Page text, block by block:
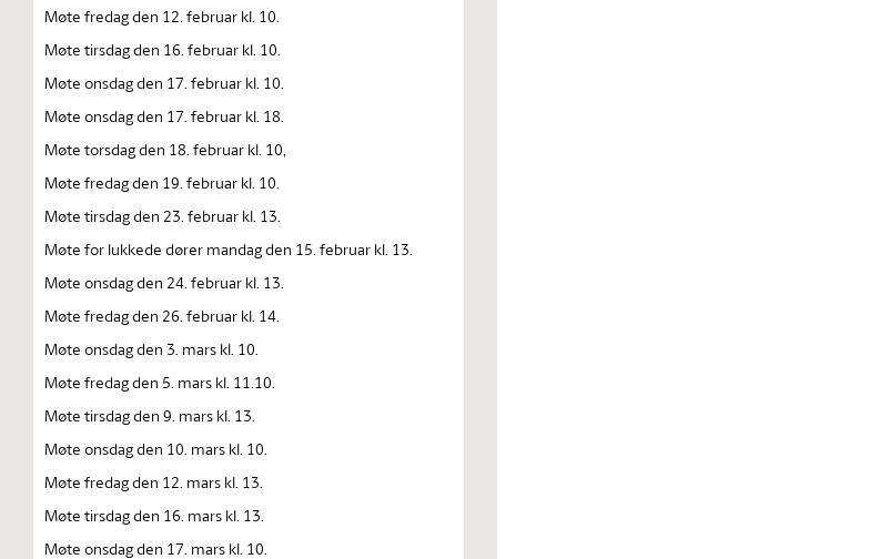
Møte fredag den 12. februar kl. 10.
Møte tirsdag den 16. februar kl. 10.
Møte onsdag den 17. februar kl. 10.
Møte onsdag den 17. februar kl. 18.
Møte torsdag den 18. februar kl. 10,
Møte fredag den 19. februar kl. 10.
Møte tirsdag den 23. februar kl. 13.
Møte for lukkede dører mandag den 15. februar kl. 13.
Møte onsdag den 24. februar kl. 13.
Møte fredag den 26. februar kl. 14.
Møte onsdag den 3. mars kl. 10.
Møte fredag den 5. mars kl. 11.10.
Møte tirsdag den 9. mars kl. 13.
Møte onsdag den 10. mars kl. 10.
Møte fredag den 12. mars kl. 13.
Møte tirsdag den 16. mars kl. 13.
Møte onsdag den 17. mars kl. 10.